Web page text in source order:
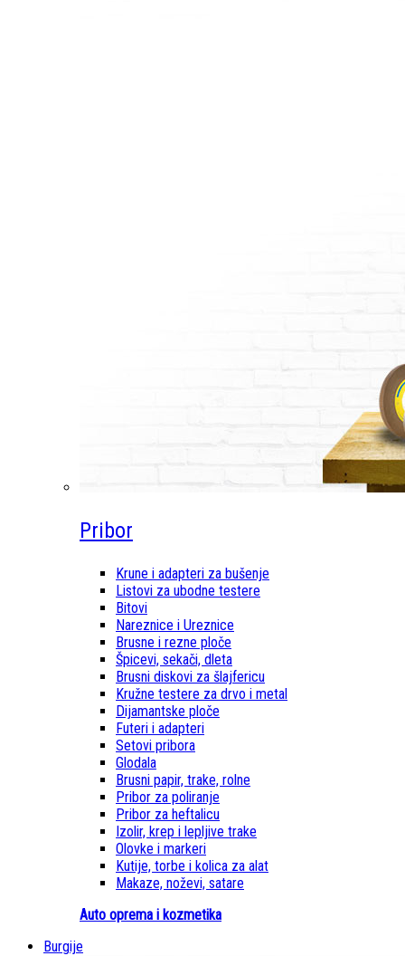
Pribor
Krune i adapteri za bušenje
Listovi za ubodne testere
Bitovi
Nareznice i Ureznice
Brusne i rezne ploče
Špicevi, sekači, dleta
Brusni diskovi za šlajfericu
Kružne testere za drvo i metal
Dijamantske ploče
Futeri i adapteri
Setovi pribora
Glodala
Brusni papir, trake, rolne
Pribor za poliranje
Pribor za heftalicu
Izolir, krep i lepljive trake
Olovke i markeri
Kutije, torbe i kolica za alat
Makaze, noževi, satare
Auto oprema i kozmetika
Burgije